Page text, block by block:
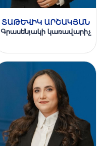
ՏԱԹԵՒԻԿ ԱՐՇԱԿՅԱՆ
Գրասենյակի կառավարիչ